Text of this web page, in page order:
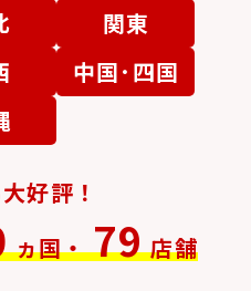
マックカード
関東
中国･四国
好評！
ヵ国・ 79 店舗